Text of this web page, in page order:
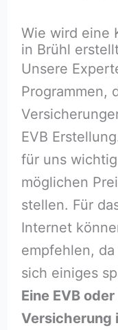
Wie wird eine
in Brühl
Unsere
Programmen,
EVB
für uns
möglichen
stellen. Für
Internet
empfehlen,
sich einiges
Eine EVB
Versicherung